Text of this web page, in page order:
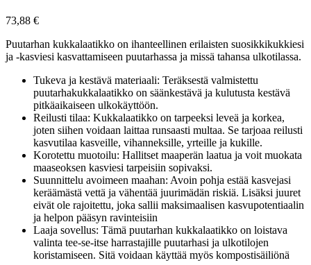
73,88 €
Puutarhan kukkalaatikko on ihanteellinen erilaisten suosikkikukkiesi
ja -kasviesi kasvattamiseen puutarhassa ja missä tahansa ulkotilassa.
Tukeva ja kestävä materiaali: Teräksestä valmistettu
puutarhakukkalaatikko on säänkestävä ja kulutusta kestävä
pitkäaikaiseen ulkokäyttöön.
Reilusti tilaa: Kukkalaatikko on tarpeeksi leveä ja korkea,
joten siihen voidaan laittaa runsaasti multaa. Se tarjoaa reilusti
kasvutilaa kasveille, vihanneksille, yrteille ja kukille.
Korotettu muotoilu: Hallitset maaperän laatua ja voit muokata
maaseoksen kasviesi tarpeisiin sopivaksi.
Suunnittelu avoimeen maahan: Avoin pohja estää kasvejasi
keräämästä vettä ja vähentää juurimädän riskiä. Lisäksi juuret
eivät ole rajoitettu, joka sallii maksimaalisen kasvupotentiaalin
ja helpon pääsyn ravinteisiin
Laaja sovellus: Tämä puutarhan kukkalaatikko on loistava
valinta tee-se-itse harrastajille puutarhasi ja ulkotilojen
koristamiseen. Sitä voidaan käyttää myös kompostisäiliönä